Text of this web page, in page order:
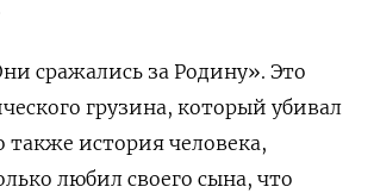
сражались за Родину». Это
грузина, который убивал
также история человека,
любил своего сына, что